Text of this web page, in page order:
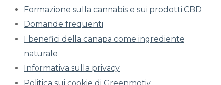
Formazione sulla cannabis e sui prodotti CBD
Domande frequenti
I benefici della canapa come ingrediente
naturale
Informativa sulla privacy
Politica sui cookie di Greenmotiv